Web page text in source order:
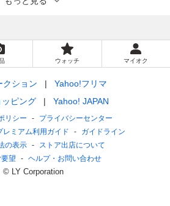
ウォッチ マイオク
クション
Yahoo!フリマ
ピング
Yahoo! JAPAN
リシー
プライバシーセンター
レミアム利用ガイド
ガイドライン
の表示
ストア出店について
望
ヘルプ・お問い合わせ
© LY Corporation